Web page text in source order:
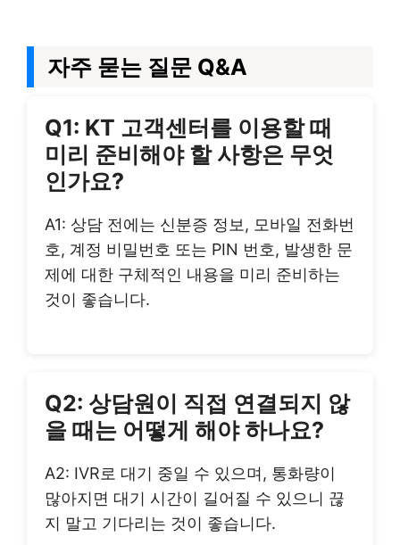
자주 묻는 질문 Q&A
Q1: KT 고객센터를 이용할 때
미리 준비해야 할 사항은 무엇
인가요?
A1: 상담 전에는 신분증 정보, 모바일 전화번
호, 계정 비밀번호 또는 PIN 번호, 발생한 문
제에 대한 구체적인 내용을 미리 준비하는
것이 좋습니다.
Q2: 상담원이 직접 연결되지 않
을 때는 어떻게 해야 하나요?
A2: IVR로 대기 중일 수 있으며, 통화량이
많아지면 대기 시간이 길어질 수 있으니 끊
지 말고 기다리는 것이 좋습니다.